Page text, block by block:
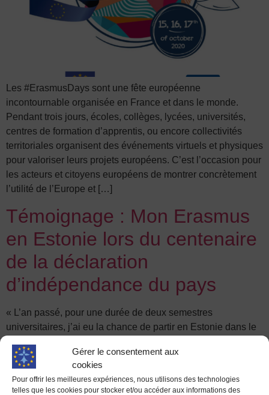
Gérer le consentement aux
cookies
Pour offrir les meilleures expériences, nous utilisons des technologies
telles que les cookies pour stocker et/ou accéder aux informations des
Les #ErasmusDays sont une fête européenne
incontournable organisée en France et dans le monde.
Pendant trois jours, écoles, collèges, lycées, universités,
centres de formation d’apprentis, ou encore collectivités
territoriales organisent des événements virtuels et physiques
pour valoriser leurs projets européens. C’est l’occasion pour
les acteurs et citoyens européens de montrer concrètement
l’utilité de l’Europe et […]
Témoignage : Mon Erasmus
en Estonie lors du centenaire
de la déclaration
d’indépendance du pays
« L’an passé, pour une durée de deux semestres
universitaires, j’ai eu la chance de partir en Estonie dans le
m’a posée a sans nul doute été « mais pourquoi l’Estonie ?
» sous-entendu que j’avais pourtant la possibilité d’aller
partout dans le monde. J’ai fait […]